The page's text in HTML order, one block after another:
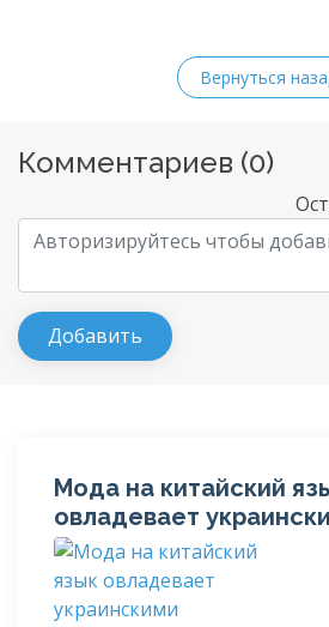
Вернуться
Комментариев (0)
Мода на китайский
овладевает